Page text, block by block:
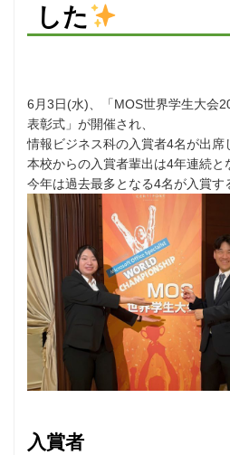
した
6月3日(水)、「MOS世界学生大会
表彰式」が開催され、
情報ビジネス科の入賞者4名が出席
本校からの入賞者輩出は4年連続と
今年は過去最多となる4名が入賞す
入賞者